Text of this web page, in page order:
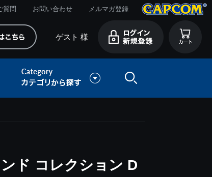
質問 お問い合わせ メルマガ登録
ゲスト 様
ド コレクション D